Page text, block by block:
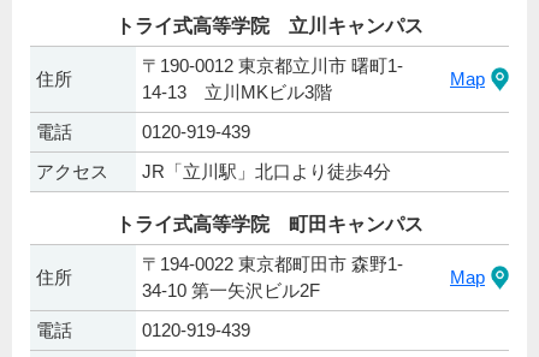
トライ式高等学院 立川キャンパス
住所
〒190-0012 東京都立川市 曙町1-
14-13 立川MKビル3階
Map
電話
0120-919-439
アクセス
JR「立川駅」北口より徒歩4分
トライ式高等学院 町田キャンパス
住所
〒194-0022 東京都町田市 森野1-
34-10 第一矢沢ビル2F
Map
電話 0120-919-439